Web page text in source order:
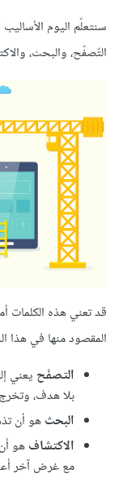
سنتعلّم اليوم
التّصفّح، والبحث،
قد تعني هذه الكلمات
المقصود منها في هذا
التصفّح يعني
بلا هدف،
البحثهو أن
الاكتشافهو
مع غرض آخر